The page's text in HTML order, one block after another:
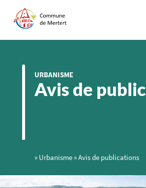
URBANISME
Avis de
» Urbanisme »Avis de publications